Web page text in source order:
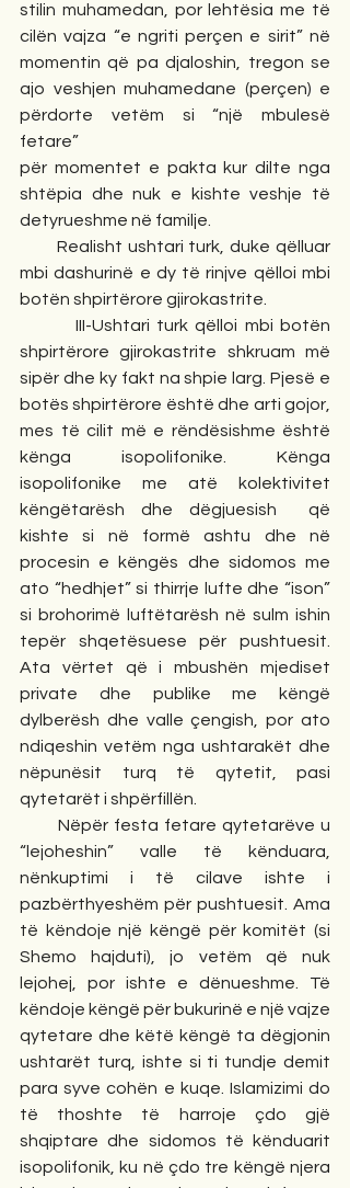
stilin muhamedan, por lehtësia me të
cilën vajza “e ngriti perçen e sirit” në
momentin që pa djaloshin, tregon se
ajo veshjen muhamedane (perçen) e
përdorte vetëm si “një mbulesë
fetare”
për momentet e pakta kur dilte nga
shtëpia dhe nuk e kishte veshje të
detyrueshme në familje.
mbi dashurinë e dy të rinjve qëlloi mbi
botën shpirtërore gjirokastrite.
shpirtërore gjirokastrite shkruam më
sipër dhe ky fakt na shpie larg. Pjesë e
botës shpirtërore është dhe arti gojor,
mes të cilit më e rëndësishme është
kënga isopolifonike. Kënga
isopolifonike me atë kolektivitet
këngëtarësh dhe dëgjuesish  që
kishte si në formë ashtu dhe në
procesin e këngës dhe sidomos me
ato “hedhjet” si thirrje lufte dhe “ison”
si brohorimë luftëtarësh në sulm ishin
tepër shqetësuese për pushtuesit.
Ata vërtet që i mbushën mjediset
private dhe publike me këngë
dylberësh dhe valle çengish, por ato
ndiqeshin vetëm nga ushtarakët dhe
nëpunësit turq të qytetit, pasi
qytetarët i shpërfillën.
“lejoheshin” valle të kënduara,
nënkuptimi i të cilave ishte i
pazbërthyeshëm për pushtuesit. Ama
të këndoje një këngë për komitët (si
Shemo hajduti), jo vetëm që nuk
lejohej, por ishte e dënueshme. Të
këndoje këngë për bukurinë e një vajze
qytetare dhe këtë këngë ta dëgjonin
ushtarët turq, ishte si ti tundje demit
para syve cohën e kuqe. Islamizimi do
të thoshte të harroje çdo gjë
shqiptare dhe sidomos të kënduarit
isopolifonik, ku në çdo tre këngë njera